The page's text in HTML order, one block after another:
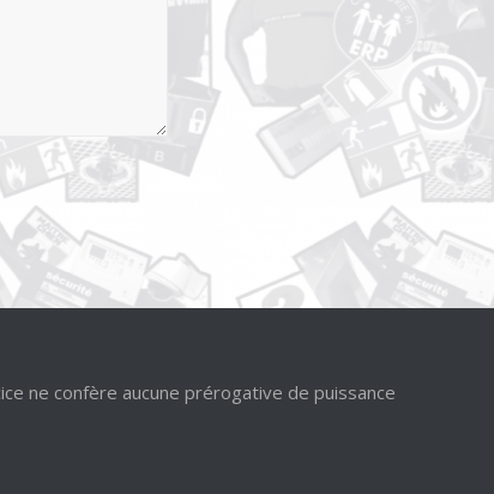
ne confère aucune prérogative de puissance